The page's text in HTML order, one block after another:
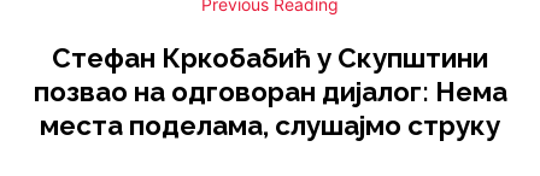
Стефан Кркобабић у Скупштини
позвао на одговоран дијалог: Нема
места поделама, слушајмо струку